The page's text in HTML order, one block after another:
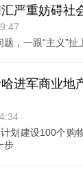
严重妨碍社
，一跟“主义”扯
进军商业地
划建设100个购
步